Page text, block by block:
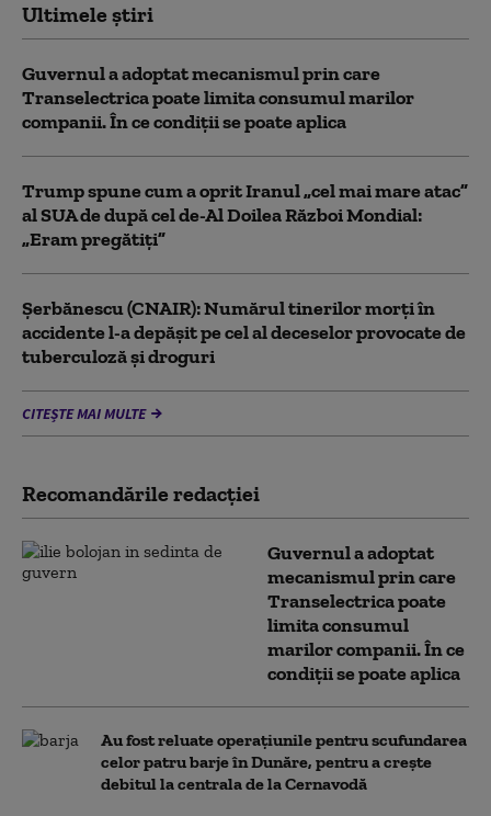
Ultimele știri
Guvernul a adoptat mecanismul prin care
Transelectrica poate limita consumul marilor
companii. În ce condiții se poate aplica
Trump spune cum a oprit Iranul „cel mai mare atac”
al SUA de după cel de-Al Doilea Război Mondial:
„Eram pregătiți”
Şerbănescu (CNAIR): Numărul tinerilor morţi în
accidente l-a depăşit pe cel al deceselor provocate de
tuberculoză şi droguri
CITEȘTE MAI MULTE
Recomandările redacţiei
Guvernul a adoptat
mecanismul prin care
Transelectrica poate
limita consumul
marilor companii. În ce
condiții se poate aplica
Au fost reluate operațiunile pentru scufundarea
celor patru barje în Dunăre, pentru a crește
debitul la centrala de la Cernavodă